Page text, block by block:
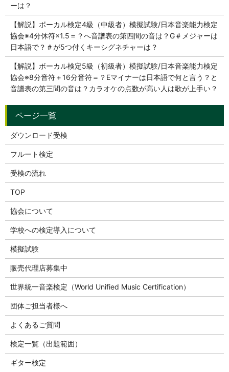
ーは？
【解説】ボーカル検定4級（中級者）模擬試験/日本音楽能力検定
協会※4分休符×1.5＝？へ音譜表の第四間の音は？G＃メジャーは
日本語で？＃が5つ付くキーシグネチャーは？
【解説】ボーカル検定5級（初級者）模擬試験/日本音楽能力検定
協会※8分音符＋16分音符＝？Eマイナーは日本語で何と言う？と
音譜表の第三間の音は？カラオケの点数が高い人は歌が上手い？
ダウンロード受検
フルート検定
受検の流れ
TOP
協会について
学校への検定導入について
模擬試験
販売代理店募集中
世界統一音楽検定（World Unified Music Certification）
団体ご担当者様へ
よくあるご質問
検定一覧（出題範囲）
ギター検定